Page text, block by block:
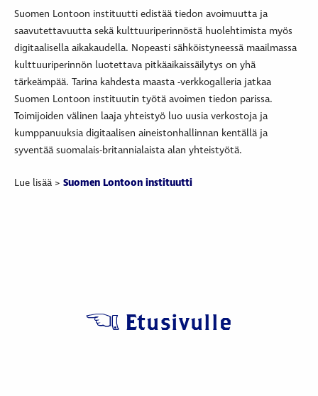
Suomen Lontoon instituutti edistää tiedon avoimuutta ja
saavutettavuutta sekä kulttuuriperinnöstä huolehtimista myös
digitaalisella aikakaudella. Nopeasti sähköistyneessä maailmassa
kulttuuriperinnön luotettava pitkäaikaissäilytys on yhä
tärkeämpää. Tarina kahdesta maasta -verkkogalleria jatkaa
Suomen Lontoon instituutin työtä avoimen tiedon parissa.
Toimijoiden välinen laaja yhteistyö luo uusia verkostoja ja
kumppanuuksia digitaalisen aineistonhallinnan kentällä ja
syventää suomalais-britannialaista alan yhteistyötä.
Lue lisää > Suomen Lontoon instituutti
Etusivulle